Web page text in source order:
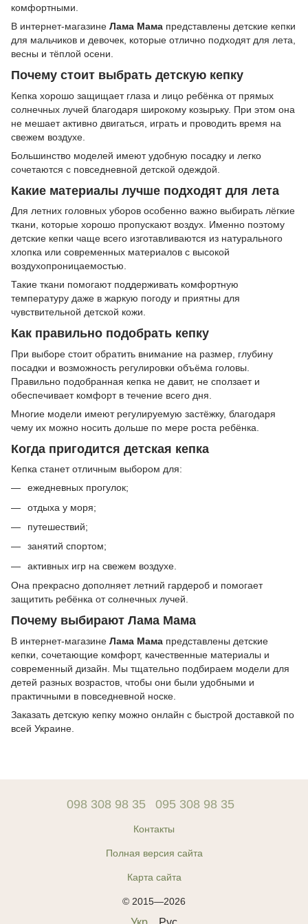
комфортными.
В интернет-магазине Лама Мама представлены детские кепки
для мальчиков и девочек, которые отлично подходят для лета,
весны и тёплой осени.
Почему стоит выбрать детскую кепку
Кепка хорошо защищает глаза и лицо ребёнка от прямых
солнечных лучей благодаря широкому козырьку. При этом она
не мешает активно двигаться, играть и проводить время на
свежем воздухе.
Большинство моделей имеют удобную посадку и легко
сочетаются с повседневной детской одеждой.
Какие материалы лучше подходят для лета
Для летних головных уборов особенно важно выбирать лёгкие
ткани, которые хорошо пропускают воздух. Именно поэтому
детские кепки чаще всего изготавливаются из натурального
хлопка или современных материалов с высокой
воздухопроницаемостью.
Такие ткани помогают поддерживать комфортную
температуру даже в жаркую погоду и приятны для
чувствительной детской кожи.
Как правильно подобрать кепку
При выборе стоит обратить внимание на размер, глубину
посадки и возможность регулировки объёма головы.
Правильно подобранная кепка не давит, не сползает и
обеспечивает комфорт в течение всего дня.
Многие модели имеют регулируемую застёжку, благодаря
чему их можно носить дольше по мере роста ребёнка.
Когда пригодится детская кепка
Кепка станет отличным выбором для:
ежедневных прогулок;
отдыха у моря;
путешествий;
занятий спортом;
активных игр на свежем воздухе.
Она прекрасно дополняет летний гардероб и помогает
защитить ребёнка от солнечных лучей.
Почему выбирают Лама Мама
В интернет-магазине Лама Мама представлены детские
кепки, сочетающие комфорт, качественные материалы и
современный дизайн. Мы тщательно подбираем модели для
детей разных возрастов, чтобы они были удобными и
практичными в повседневной носке.
Заказать детскую кепку можно онлайн с быстрой доставкой по
всей Украине.
098 308 98 35 095 308 98 35
Контакты
Полная версия сайта
Карта сайта
© 2015—2026